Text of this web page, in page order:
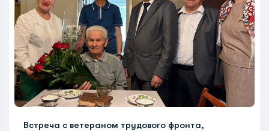
Встреча с ветераном трудового фронта,